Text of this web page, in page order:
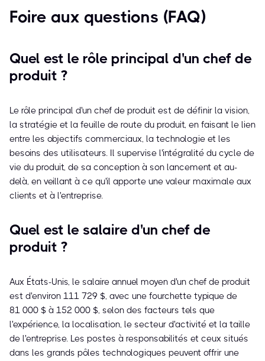
Foire aux questions (FAQ)
Quel est le rôle principal d'un chef de
produit ?
Le rôle principal d'un chef de produit est de définir la vision,
la stratégie et la feuille de route du produit, en faisant le lien
entre les objectifs commerciaux, la technologie et les
besoins des utilisateurs. Il supervise l'intégralité du cycle de
vie du produit, de sa conception à son lancement et au-
delà, en veillant à ce qu'il apporte une valeur maximale aux
clients et à l'entreprise.
Quel est le salaire d'un chef de
produit ?
Aux États-Unis, le salaire annuel moyen d'un chef de produit
est d'environ 111 729 $, avec une fourchette typique de
81 000 $ à 152 000 $, selon des facteurs tels que
l'expérience, la localisation, le secteur d'activité et la taille
de l'entreprise. Les postes à responsabilités et ceux situés
dans les grands pôles technologiques peuvent offrir une